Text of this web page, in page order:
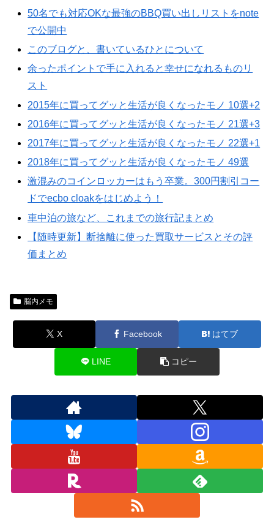
50名でも対応OKな最強のBBQ買い出しリストをnote
で公開中
このブログと、書いているひとについて
余ったポイントで手に入れると幸せになれるものリ
スト
2015年に買ってグッと生活が良くなったモノ 10選+2
2016年に買ってグッと生活が良くなったモノ 21選+3
2017年に買ってグッと生活が良くなったモノ 22選+1
2018年に買ってグッと生活が良くなったモノ 49選
激混みのコインロッカーはもう卒業。300円割引コー
ドでecbo cloakをはじめよう！
車中泊の旅など、これまでの旅行記まとめ
【随時更新】断捨離に使った買取サービスとその評
価まとめ
脳内メモ
X Facebook はてブ
LINE コピー